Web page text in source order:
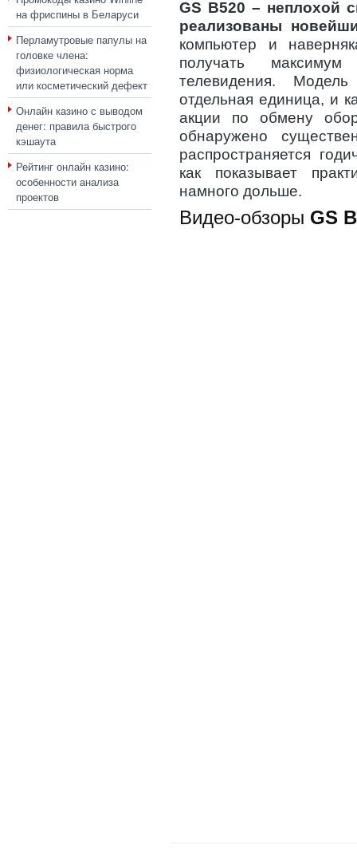
на фриспины в Беларуси
Перламутровые папулы на
головке члена:
физиологическая норма
или косметический дефект
Онлайн казино с выводом
денег: правила быстрого
кэшаута
Рейтинг онлайн казино:
особенности анализа
проектов
GS B520 – неплохой
реализованы
компьютер и
получать
телевидения.
отдельная единица, и
акции по обмену
обнаружено
распространяется
как показывает
намного дольше.
Видео-обзоры GS